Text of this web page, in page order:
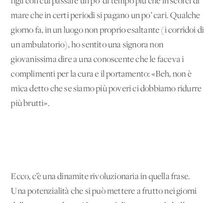
mare che in certi periodi si pagano un po’ cari. Qualche
giorno fa, in un luogo non proprio esaltante (i corridoi di
un ambulatorio), ho sentito una signora non
giovanissima dire a una conoscente che le faceva i
complimenti per la cura e il portamento: «Beh, non è
mica detto che se siamo più poveri ci dobbiamo ridurre
più brutti».
Ecco, c’è una dinamite rivoluzionaria in quella frase.
Una potenzialità che si può mettere a frutto nei giorni